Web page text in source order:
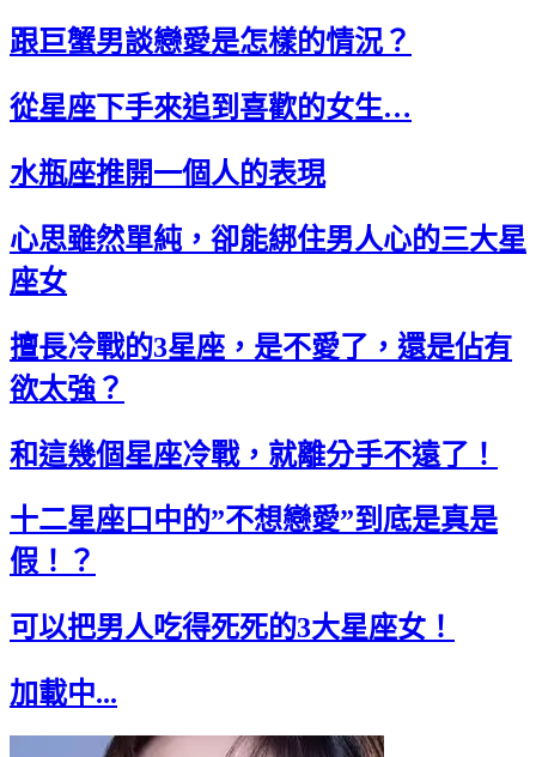
跟巨蟹男談戀愛是怎樣的情況？
從星座下手來追到喜歡的女生…
水瓶座推開一個人的表現
心思雖然單純，卻能綁住男人心的三大星
座女
擅長冷戰的3星座，是不愛了，還是佔有
欲太強？
和這幾個星座冷戰，就離分手不遠了！
十二星座口中的”不想戀愛”到底是真是
假！？
可以把男人吃得死死的3大星座女！
加載中...